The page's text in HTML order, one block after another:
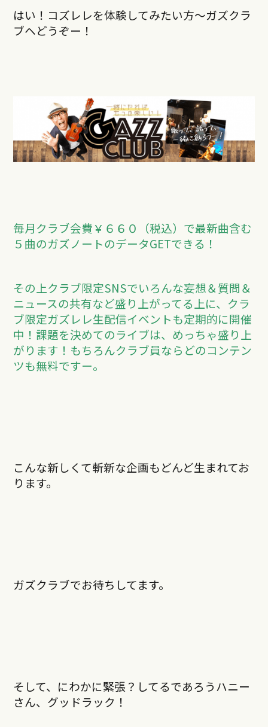
はい！コズレレを体験してみたい方〜ガズクラ
ブヘどうぞー！
毎月クラブ会費￥６６０（税込）で最新曲含む
５曲のガズノートのデータGETできる！
その上クラブ限定SNSでいろんな妄想＆質問＆
ニュースの共有など盛り上がってる上に、クラ
ブ限定ガズレレ生配信イベントも定期的に開催
中！課題を決めてのライブは、めっちゃ盛り上
がります！もちろんクラブ員ならどのコンテン
ツも無料ですー。
こんな新しくて斬新な企画もどんど生まれてお
ります。
ガズクラブでお待ちしてます。
そして、にわかに緊張？してるであろうハニー
さん、グッドラック！